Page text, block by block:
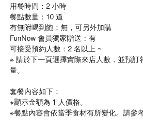
用餐時間：2 小時
餐點數量：10 道
有無附喝到飽：無，可另外加購
FunNow 會員獨家贈送：有
可接受預約人數：2 名以上 ~
※ 請於下一頁選擇實際來店人數，並預訂
量。
套餐內容如下：
※顯示金額為 1 人價格。
※餐點內容會依當季食材有所變化。請參